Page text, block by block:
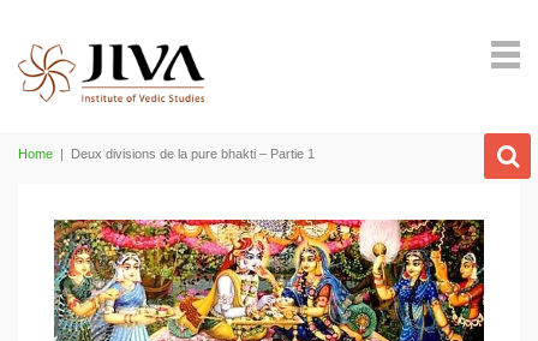
Home | Deux divisions de la pure bhakti – Partie 1